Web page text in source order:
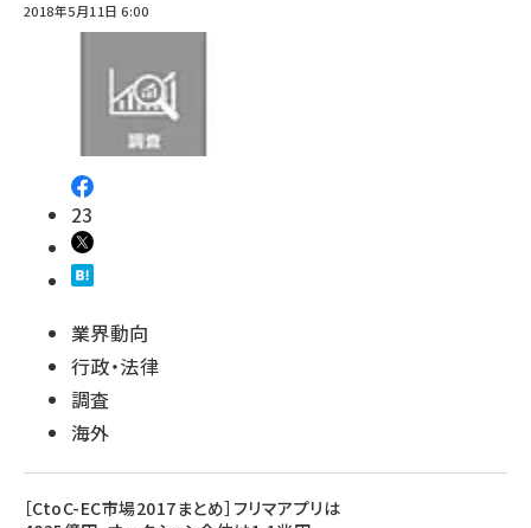
2018年5月11日 6:00
23
業界動向
行政・法律
調査
海外
［CtoC-EC市場2017まとめ］フリマアプリは